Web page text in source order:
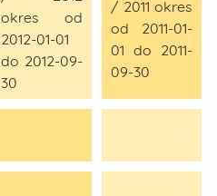
okres od
2012-01-01
do 2012-09-
30
/ 2011 okres
od 2011-01-
01 do 2011-
09-30